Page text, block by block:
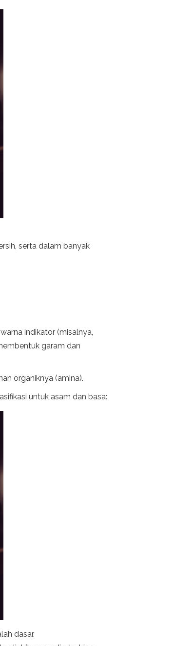
serta dalam banyak
indikator (misalnya,
garam dan
organiknya (amina).
untuk asam dan basa:
dasar.